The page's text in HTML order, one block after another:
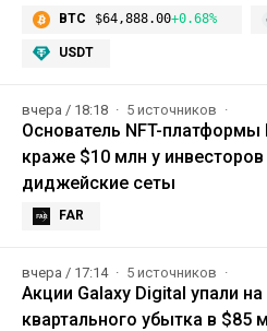
BTC $64,888.00+0.68%
USDT
вчера / 18:18 5 источников
Основатель NFT-платформы
краже $10 млн у
диджейские сеты
FAR
вчера / 17:14 5 источников
Акции Galaxy Digital упали
квартального убытка в $85